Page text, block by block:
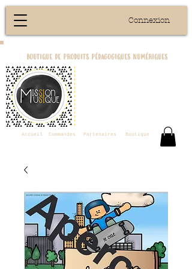
Connexion
boutique de produits pédagogiques numériques
Accueil Commandes Partenaires Boutique